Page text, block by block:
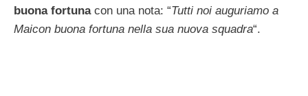
buona fortunacon una nota: “Tutti noi auguriamo a
Maicon buona fortuna nella sua nuova squadra“.